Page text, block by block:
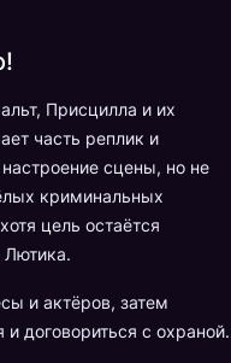
Присцилла и их
часть реплик и
настроение сцены, но не
криминальных
цель остаётся
Лютика.
и актёров, затем
и договориться с охраной.